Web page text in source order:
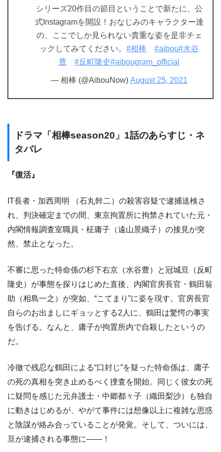
シリーズ20作目の節目ということで新たに、公
式Instagramを開設！おなじみのキャラクター達
の、ここでしか見られない貴重な姿を是非チェ
ックしてみてください。 #相棒 #aibou#水谷
豊
#反町隆史#aibougram_official
— 相棒 (@AibouNow) August 25, 2021
ドラマ「相棒season20」1話のあらすじ・ネ
タバレ
『復活』
IT長者・加西周明 （石丸幹二）の殺害容疑で逮捕送検さ
れ、判決確定までの間、東京拘置所に拘禁されていた元・
内閣情報調査室職員・柾庸子（遠山景織子）の接見が突
然、禁止となった。
不審に思った特命係の杉下右京（水谷豊）と冠城亘（反町
隆史）が事態を探りはじめた直後、内閣官房長官・鶴田翁
助（相島一之）が突如、“こてまり”に姿を現す。官房長官
自らのお出ましにギョッとする2人に、鶴田は驚愕の事実
を告げる。なんと、庸子が拘置所内で自殺したというの
だ。
冷徹で残忍な鶴田による“口封じ”を疑った特命係は、庸子
の死の真相を突き止めるべく捜査を開始。同じく彼女の死
に疑問を感じた元弁護士・中郷都々子（織田梨沙）も独自
に動きはじめるが、やがて事件には想像以上に複雑な思惑
と陰謀が絡み合っていることが発覚。そして、ついには、
亘が逮捕される事態に――！